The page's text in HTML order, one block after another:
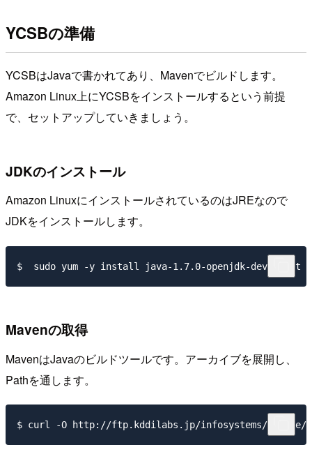
YCSBの準備
YCSBはJavaで書かれてあり、Mavenでビルドします。
Amazon Linux上にYCSBをインストールするという前提
で、セットアップしていきましょう。
JDKのインストール
Amazon LinuxにインストールされているのはJREなので
JDKをインストールします。
Mavenの取得
MavenはJavaのビルドツールです。アーカイブを展開し、
Pathを通します。